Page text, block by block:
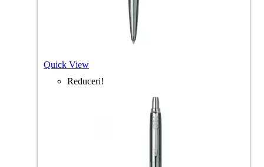
Quick View
Reduceri!